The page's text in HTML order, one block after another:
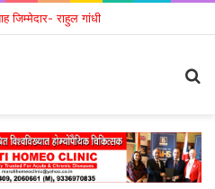
जिम्मेदार- राहुल गांधी